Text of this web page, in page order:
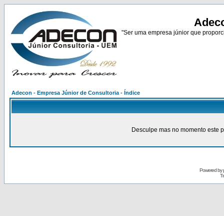
"Ser uma empresa júnior que
Adecon - Empresa Júnior de Consultoria - Índice
Desculpe mas no momento este
Powered by